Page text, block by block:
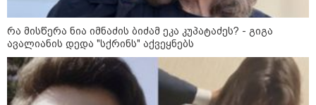
ევროპელმა და რუსმა ყოფილმა
მაღალჩინოსნებმა უკრაინაში
ომთან დაკავშირებით
მოლაპარაკებები გამართეს - რა
არის ცნობილი შეხვედრაზე
რა მისწერა ნია იმნაძის ბიძამ ეკა კუპატაძეს? - გიგა
ავალიანის დედა "სქრინს" აქვეყნებს